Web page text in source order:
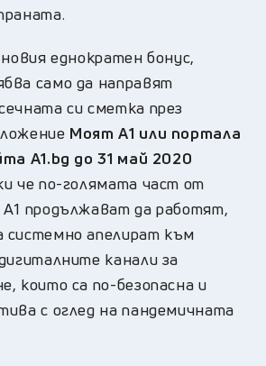
еднократен бонус,
само да направят
си сметка през
Моят А1 или портала
А1.bg до 31 май 2020
че по-голямата част от
продължават да работят,
системно апелират към
канали за
които са по-безопасна и
с оглед на пандемичната